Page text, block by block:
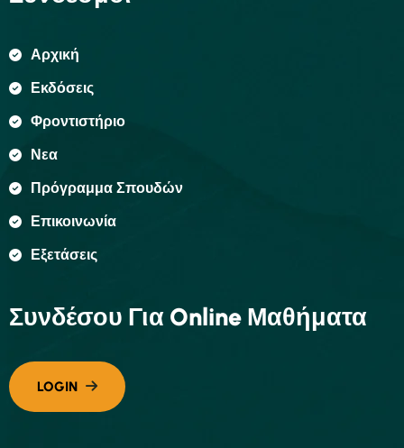
Αρχική
Εκδόσεις
Φροντιστήριο
Νεα
Πρόγραμμα Σπουδών
Επικοινωνία
Εξετάσεις
Συνδέσου Για Online Μαθήματα